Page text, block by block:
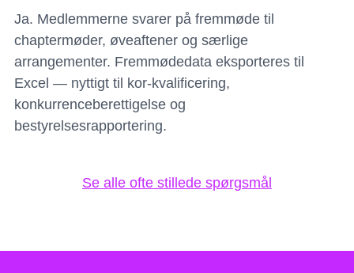
Ja. Medlemmerne svarer på fremmøde til
chaptermøder, øveaftener og særlige
arrangementer. Fremmødedata eksporteres til
Excel — nyttigt til kor-kvalificering,
konkurrenceberettigelse og
bestyrelsesrapportering.
Se alle ofte stillede spørgsmål